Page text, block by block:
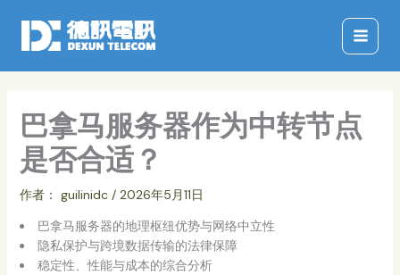
容
巴拿马服务器作为中转节点
是否合适？
作者： guilinidc / 2026年5月11日
巴拿马服务器的地理枢纽优势与网络中立性
隐私保护与跨境数据传输的法律保障
稳定性、性能与成本的综合分析